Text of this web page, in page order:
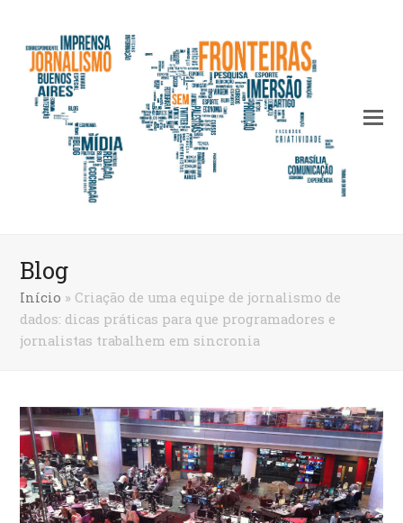
Blog
Início » Criação de uma equipe de jornalismo de
dados: dicas práticas para que programadores e
jornalistas trabalhem em sincronia